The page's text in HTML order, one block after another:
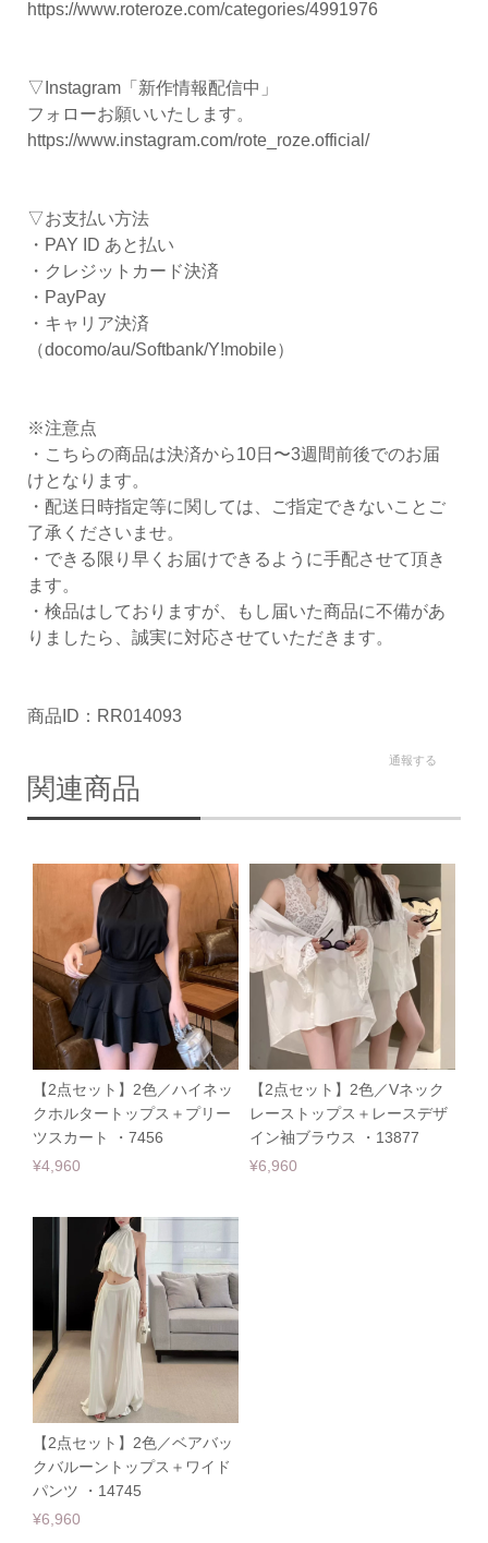
https://www.roteroze.com/categories/4991976
▽Instagram「新作情報配信中」
フォローお願いいたします。
https://www.instagram.com/rote_roze.official/
▽お支払い方法
・PAY ID あと払い
・クレジットカード決済
・PayPay
・キャリア決済
（docomo/au/Softbank/Y!mobile）
※注意点
・こちらの商品は決済から10日〜3週間前後でのお届
けとなります。
・配送日時指定等に関しては、ご指定できないことご
了承くださいませ。
・できる限り早くお届けできるように手配させて頂き
ます。
・検品はしておりますが、もし届いた商品に不備があ
りましたら、誠実に対応させていただきます。
商品ID：RR014093
通報する
関連商品
【2点セット】2色／ハイネッ
クホルタートップス＋プリー
ツスカート ・7456
¥4,960
【2点セット】2色／Vネック
レーストップス＋レースデザ
イン袖ブラウス ・13877
¥6,960
【2点セット】2色／ベアバッ
クバルーントップス＋ワイド
パンツ ・14745
¥6,960